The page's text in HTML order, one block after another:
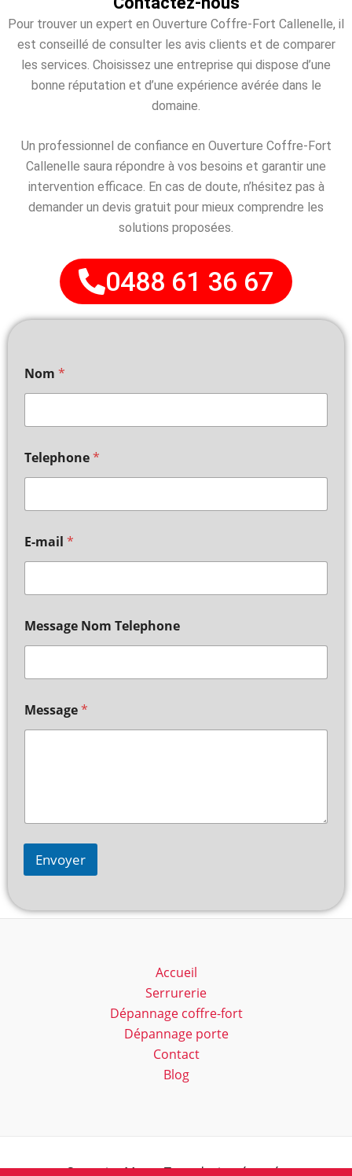
Pour trouver un expert en Ouverture Coffre-Fort Callenelle, il
est conseillé de consulter les avis clients et de comparer
les services. Choisissez une entreprise qui dispose d’une
bonne réputation et d’une expérience avérée dans le
domaine.
Un professionnel de confiance en Ouverture Coffre-Fort
Callenelle saura répondre à vos besoins et garantir une
intervention efficace. En cas de doute, n’hésitez pas à
demander un devis gratuit pour mieux comprendre les
solutions proposées.
0488 61 36 67
Nom *
Telephone*
E-mail *
Message Nom Telephone
Message*
Envoyer
Accueil
Serrurerie
Dépannage coffre-fort
Dépannage porte
Contact
Blog
Serrurier Marc - Tous droits réservés